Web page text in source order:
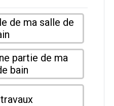
de ma salle de
partie de ma
bain